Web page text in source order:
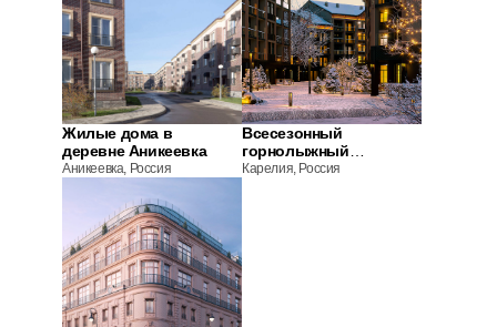
Жилые дома в
деревне Аникеевка
Аникеевка, Россия
Всесезонный
горнолыжный
рекреационный
Карелия, Россия